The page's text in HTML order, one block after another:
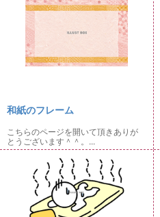
和紙のフレーム
こちらのページを開いて頂きありが
とうございます＾＾。...